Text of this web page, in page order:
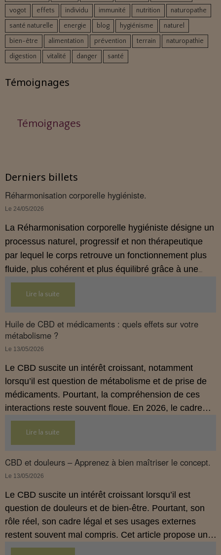
vogot
effets individu immunité nutrition
naturopathe
santé naturelle
energie blog hygiénisme
naturel
bien-être
alimentation prévention terrain
naturopathie
digestion
vitalité danger santé
Témoignages
Témoignages
Derniers billets
Réharmonisation corporelle hygiéniste.
Le 24/05/2026
La Réharmonisation corporelle hygiéniste désigne un
processus naturel, progressif et non thérapeutique
par lequel le corps retrouve un fonctionnement plus
fluide, plus cohérent et plus équilibré grâce à une
hygiène de vie adaptée.
Lire la suite
Huile de CBD et médicaments : quels effets sur votre
métabolisme ?
Le 13/05/2026
Le CBD suscite un intérêt croissant, notamment
lorsqu’il est question de métabolisme et de prise de
médicaments. Pourtant, la compréhension de ces
interactions reste souvent floue. En 2026, le cadre
légal français impose des règles strictes : seuls les
usages externes du CBD sont autorisés. Cet article
propose une mise au point claire et accessible pour
comprendre comment le CBD s’inscrit dans une
démarche de prévention, sans ingestion et sans
Lire la suite
CBD et douleurs – Apprenez à bien maîtriser le concept.
Le 13/05/2026
Le CBD suscite un intérêt croissant lorsqu’il est
question de douleurs et de bien‑être. Pourtant, son
rôle réel, son cadre légal et ses usages externes
restent souvent mal compris. Cet article propose une
mise au point claire, moderne et conforme à la